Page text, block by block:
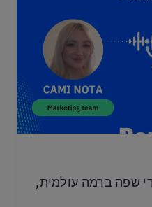
שפה ברמה עולמית,